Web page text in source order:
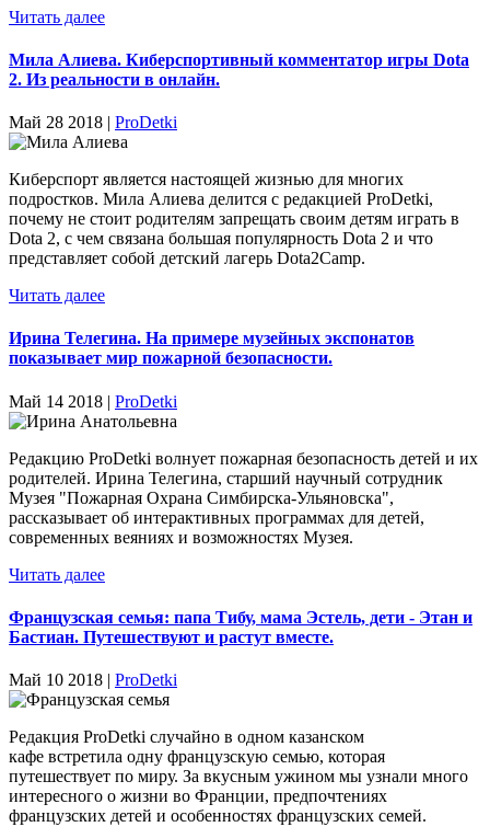
Читать далее
Мила Алиева. Киберспортивный комментатор игры Dota
2. Из реальности в онлайн.
Май 28 2018 | ProDetki
Киберспорт является настоящей жизнью для многих
подростков. Мила Алиева делится с редакцией ProDetki,
почему не стоит родителям запрещать своим детям играть в
Dota 2, с чем связана большая популярность Dota 2 и что
представляет собой детский лагерь Dota2Camp.
Читать далее
Ирина Телегина. На примере музейных экспонатов
показывает мир пожарной безопасности.
Май 14 2018 | ProDetki
Редакцию ProDetki волнует пожарная безопасность детей и их
родителей. Ирина Телегина, старший научный сотрудник
Музея "Пожарная Охрана Симбирска-Ульяновска",
рассказывает об интерактивных программах для детей,
современных веяниях и возможностях Музея.
Читать далее
Французская семья: папа Тибу, мама Эстель, дети - Этан и
Бастиан. Путешествуют и растут вместе.
Май 10 2018 | ProDetki
Редакция ProDetki случайно в одном казанском
кафе встретила одну французскую семью, которая
путешествует по миру. За вкусным ужином мы узнали много
интересного о жизни во Франции, предпочтениях
французских детей и особенностях французских семей.